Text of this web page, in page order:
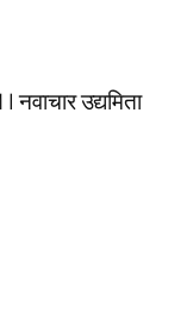
उद्यमिता